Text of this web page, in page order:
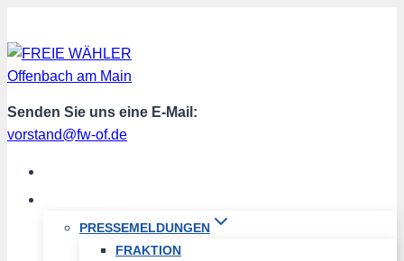
Inhalt
springen
Senden Sie uns eine E-Mail:
vorstand@fw-of.de
PRESSEMELDUNGEN
FRAKTION